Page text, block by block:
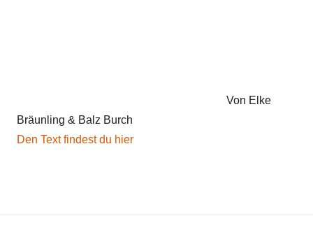
g
Von Elke
Bräunling & Balz Burch
Den Text findest du hier